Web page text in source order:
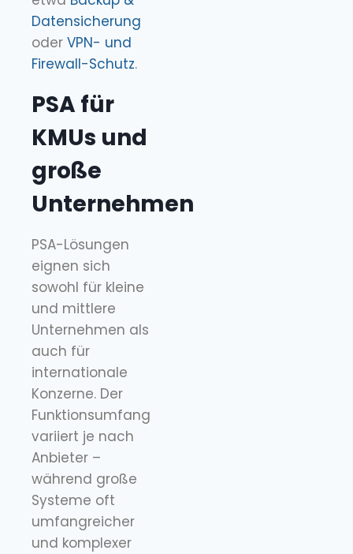
Datensicherung
oder VPN- und
Firewall-Schutz.
PSA für
KMUs und
große
Unternehmen
PSA-Lösungen
eignen sich
sowohl für kleine
und mittlere
Unternehmen als
auch für
internationale
Konzerne. Der
Funktionsumfang
variiert je nach
Anbieter –
während große
Systeme oft
umfangreicher
und komplexer